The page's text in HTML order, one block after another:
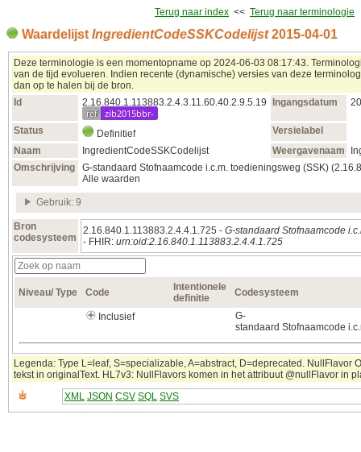
Terug naar index << Terug naar terminologie
Waardelijst IngredientCodeSSKCodelijst2015‑04‑01
Deze terminologie is een momentopname op 2024‑06‑03 08:17:43.
van de tijd evolueren. Indien recente (dynamische) versies van deze
dan op te halen bij de bron.
Id
2.16.840.1.113883.2.4.3.11.60.40.2.9.5.19
ref zib2015bbr-
Ingangsdatum
Status Definitief
Versielabel
Naam
IngredientCodeSSKCodelijst Weergavenaam
Omschrijving
G-standaard Stofnaamcode i.c.m. toedieningsweg (SSK)
Alle waarden
Gebruik: 9
Bron
codesysteem
2.16.840.1.113883.2.4.4.1.725 - G-standaard Stofnaamcode
- FHIR: urn:oid:2.16.840.1.113883.2.4.4.1.725
Niveau/ Type Code
Intentionele
definitie
Codesysteem
Inclusief
G-
standaard Stofnaamcode
Legenda: Type L=leaf, S=specializable, A=abstract, D=deprecated. NullFlavor
tekst in originalText. HL7v3: NullFlavors komen in het attribuut @nullFlavor in
XML JSON CSV SQL SVS